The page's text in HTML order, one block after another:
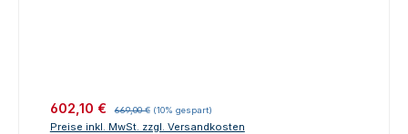
Verkaufspreis:
602,10 € 669,00 € (10% gespart)
Preise inkl. MwSt. zzgl. Versandkosten